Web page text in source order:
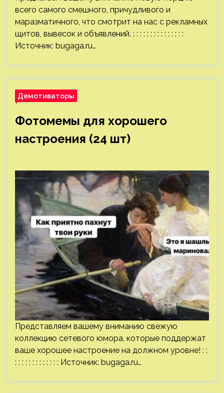
всего самого смешного, причудливого и
маразматичного, что смотрит на нас с рекламных
щитов, вывесок и объявлений. : : : : : : : : : : : : : : :
Источник: bugaga.ru…
Демотиваторы
Фотомемы для хорошего
настроения (24 шт)
Представляем вашему вниманию свежую
коллекцию сетевого юмора, которые поддержат
ваше хорошее настроение на должном уровне! : :
: : : : : : : : : : : : : Источник: bugaga.ru…